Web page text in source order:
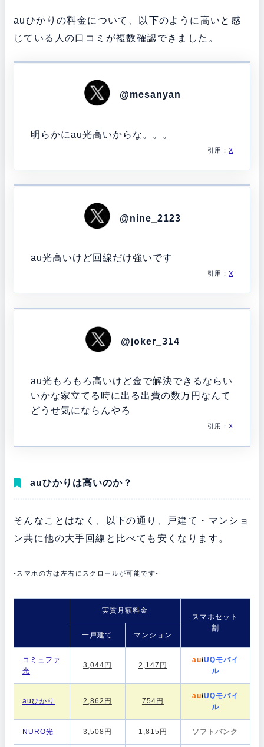
auひかりの料金について、以下のように高いと感
じている人の口コミが複数確認できました。
@mesanyan
明らかにau光高いからな。。。
引用：X
@nine_2123
au光高いけど回線だけ強いです
引用：X
@joker_314
au光もろもろ高いけど金で解決できるならい
いかな家立てる時に出る出費の数万円なんて
どうせ気にならんやろ
引用：X
auひかりは高いのか？
そんなことはなく、以下の通り、戸建て・マンショ
ン共に他の大手回線と比べても安くなります。
-スマホの方は左右にスクロールが可能です-
実質月額料金
スマホセット
割
一戸建て
マンション
コミュファ
光
3,044円 2,147円
au/UQモバイ
ル
auひかり 2,862円 754円
au/UQモバイ
ル
NURO光 3,508円 1,815円 ソフトバンク